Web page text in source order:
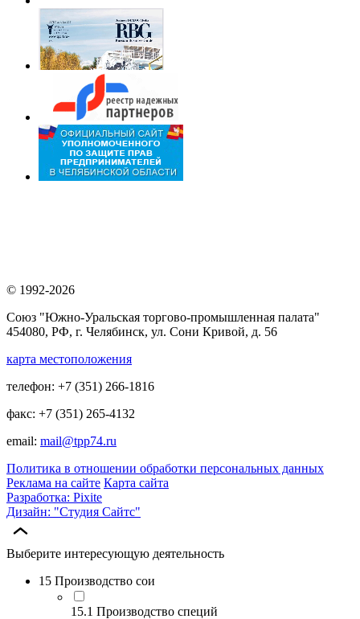
© 1992-2026
Союз "Южно-Уральская торгово-промышленная палата"
454080, РФ, г. Челябинск, ул. Сони Кривой, д. 56
карта местоположения
телефон: +7 (351) 266-1816
факс: +7 (351) 265-4132
email: mail@tpp74.ru
Политика в отношении обработки персональных данных
Реклама на сайте Карта сайта
Разработка: Pixite
Дизайн: "Студия Сайтс"
Выберите интересующую деятельность
15 Производство сои
15.1 Производство специй